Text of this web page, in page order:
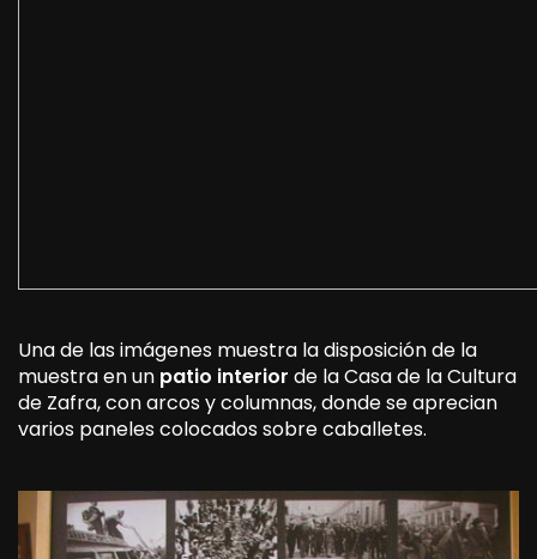
Una de las imágenes muestra la disposición de la
muestra en un patio interior de la Casa de la Cultura
de Zafra, con arcos y columnas, donde se aprecian
varios paneles colocados sobre caballetes.